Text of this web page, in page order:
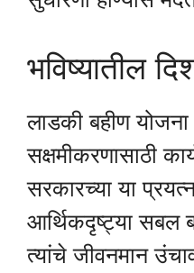
भविष्यातील
लाडकी बहीण योजना
सक्षमीकरणासाठी
सरकारच्या या
आर्थिकदृष्ट्या सबल
त्यांचे जीवनमान